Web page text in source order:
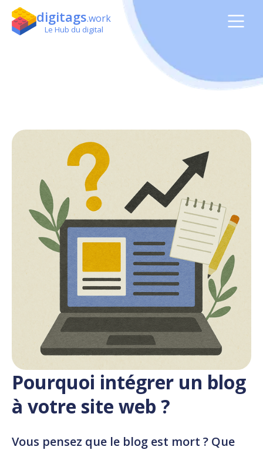
digitags.work
Le Hub du digital
Pourquoi intégrer un blog
à votre site web ?
Vous pensez que le blog est mort ? Que